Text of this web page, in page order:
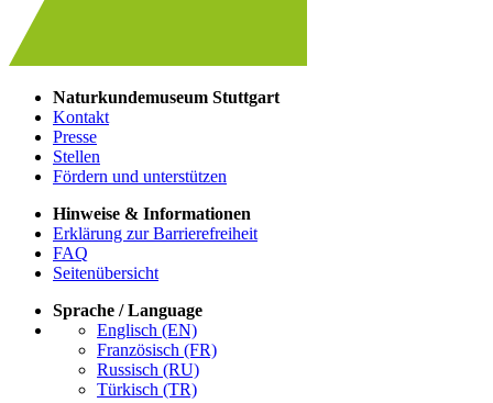
Naturkundemuseum Stuttgart
Kontakt
Presse
Stellen
Fördern und unterstützen
Hinweise & Informationen
Erklärung zur Barrierefreiheit
FAQ
Seitenübersicht
Sprache / Language
Englisch (EN)
Französisch (FR)
Russisch (RU)
Türkisch (TR)